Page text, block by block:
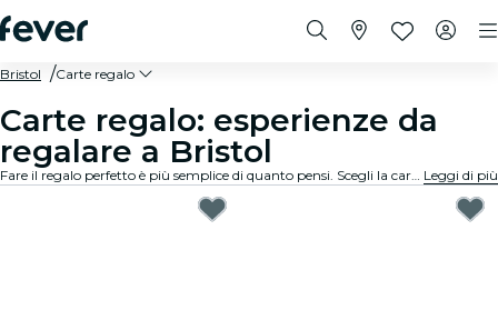
Bristol Carte regalo
Carte regalo: esperienze da
regalare a Bristol
Fare il regalo perfetto è più semplice di quanto pensi. Scegli la carta regalo, seleziona l'importo e regala un momento indimenticabile. Zero stress, massima flessibilità, successo garantito. Leggi di più